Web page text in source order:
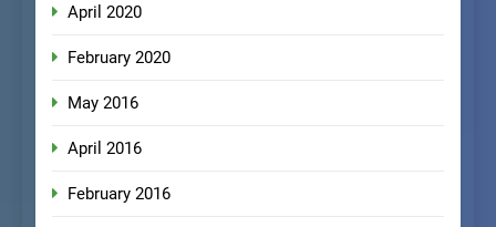
April 2020
February 2020
May 2016
April 2016
February 2016